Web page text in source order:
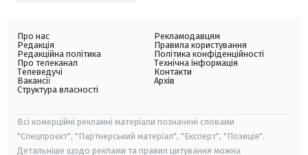
Про нас
Редакція
Редакційна політика
Про телеканал
Телеведучі
Вакансії
Структура власності
Рекламодавцям
Правила користування
Політика конфіденційності
Технічна інформація
Контакти
Архів
Всі комерційні рекламні матеріали позначені словами
"Спецпроєкт", "Партнерський матеріал", "Експерт", "Позиція".
Детальніше щодо реклами та правил цитування можна